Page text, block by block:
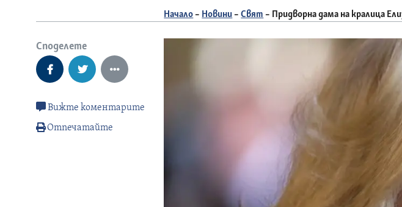
Начало – Новини –Свят – Придворна дама на кралица
Споделете
Вижте коментарите
Отпечатайте